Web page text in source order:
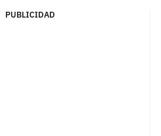
PUBLICIDAD